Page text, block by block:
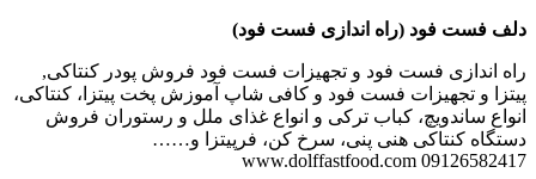
دلف فست فود (راه اندازی فست فود)
راه اندازی فست فود و تجهیزات فست فود فروش پودر کنتاکی,
پیتزا و تجهیزات فست فود و کافی شاپ آموزش پخت پیتزا، کنتاکی،
انواع ساندویچ، کباب ترکی و انواع غذای ملل و رستوران فروش
دستگاه کنتاکی هنی پنی، سرخ کن، فرپیتزا و……
www.dolffastfood.com 09126582417